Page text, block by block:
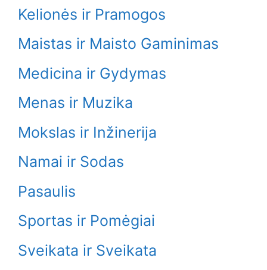
Kelionės ir Pramogos
Maistas ir Maisto Gaminimas
Medicina ir Gydymas
Menas ir Muzika
Mokslas ir Inžinerija
Namai ir Sodas
Pasaulis
Sportas ir Pomėgiai
Sveikata ir Sveikata